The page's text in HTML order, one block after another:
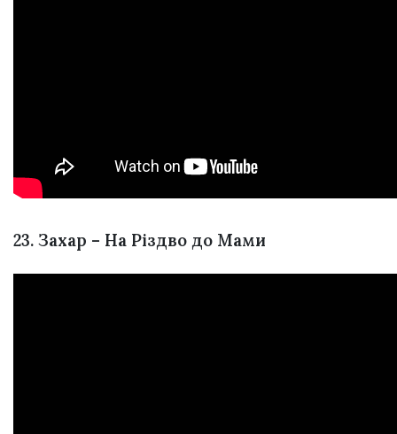
23. Захар – На Різдво до Мами